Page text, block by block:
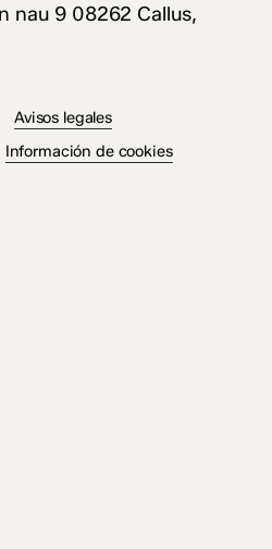
nau 9 08262 Callus,
Avisos legales
Información de cookies